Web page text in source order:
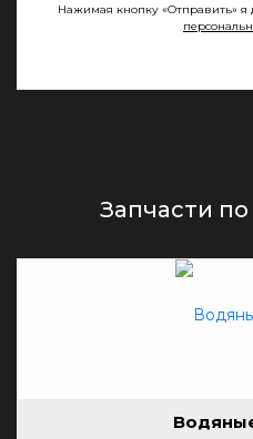
Нажимая кнопку «Отправить» я
Запчасти